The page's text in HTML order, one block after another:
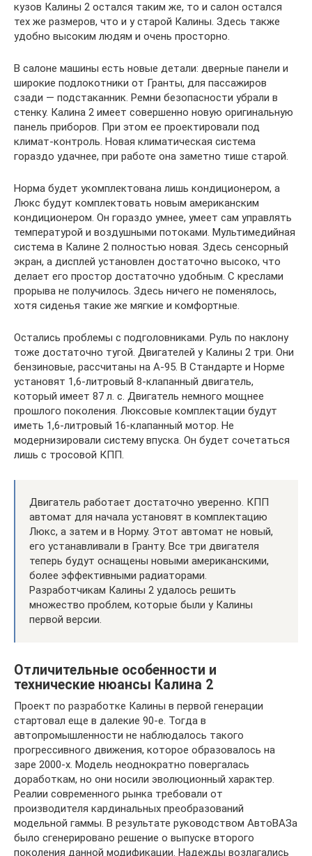
кузов Калины 2 остался таким же, то и салон остался
тех же размеров, что и у старой Калины. Здесь также
удобно высоким людям и очень просторно.
В салоне машины есть новые детали: дверные панели и
широкие подлокотники от Гранты, для пассажиров
сзади — подстаканник. Ремни безопасности убрали в
стенку. Калина 2 имеет совершенно новую оригинальную
панель приборов. При этом ее проектировали под
климат-контроль. Новая климатическая система
гораздо удачнее, при работе она заметно тише старой.
Норма будет укомплектована лишь кондиционером, а
Люкс будут комплектовать новым американским
кондиционером. Он гораздо умнее, умеет сам управлять
температурой и воздушными потоками. Мультимедийная
система в Калине 2 полностью новая. Здесь сенсорный
экран, а дисплей установлен достаточно высоко, что
делает его простор достаточно удобным. С креслами
прорыва не получилось. Здесь ничего не поменялось,
хотя сиденья такие же мягкие и комфортные.
Остались проблемы с подголовниками. Руль по наклону
тоже достаточно тугой. Двигателей у Калины 2 три. Они
бензиновые, рассчитаны на А-95. В Стандарте и Норме
установят 1,6-литровый 8-клапанный двигатель,
который имеет 87 л. с. Двигатель немного мощнее
прошлого поколения. Люксовые комплектации будут
иметь 1,6-литровый 16-клапанный мотор. Не
модернизировали систему впуска. Он будет сочетаться
лишь с тросовой КПП.
Двигатель работает достаточно уверенно. КПП
автомат для начала установят в комплектацию
Люкс, а затем и в Норму. Этот автомат не новый,
его устанавливали в Гранту. Все три двигателя
теперь будут оснащены новыми американскими,
более эффективными радиаторами.
Разработчикам Калины 2 удалось решить
множество проблем, которые были у Калины
первой версии.
Отличительные особенности и
технические нюансы Калина 2
Проект по разработке Калины в первой генерации
стартовал еще в далекие 90-е. Тогда в
автопромышленности не наблюдалось такого
прогрессивного движения, которое образовалось на
заре 2000-х. Модель неоднократно повергалась
доработкам, но они носили эволюционный характер.
Реалии современного рынка требовали от
производителя кардинальных преобразований
модельной гаммы. В результате руководством АвтоВАЗа
было сгенерировано решение о выпуске второго
поколения данной модификации. Надежды возлагались